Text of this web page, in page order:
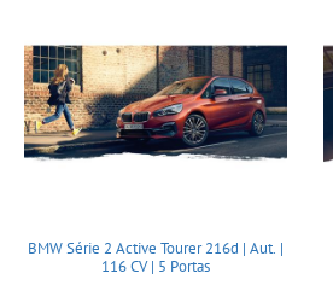
BMW Série 2 Active Tourer 216d | Aut. |
116 CV | 5 Portas